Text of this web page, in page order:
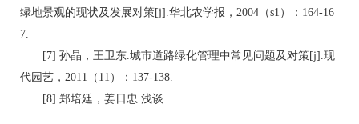
绿地景观的现状及发展对策[j].华北农学报，2004（s1）：164-16
7.
[7] 孙晶，王卫东.城市道路绿化管理中常见问题及对策[j].现
代园艺，2011（11）：137-138.
[8] 郑培廷，姜日忠.浅谈